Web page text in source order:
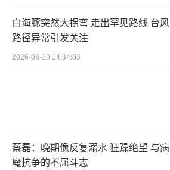
白海豚突然大拐弯 走出罕见路线 台风
路径异常引发关注
2026-08-10 14:34:03
蔡磊：晚期像反复溺水 狂躁绝望 与病
魔抗争的不屈斗志